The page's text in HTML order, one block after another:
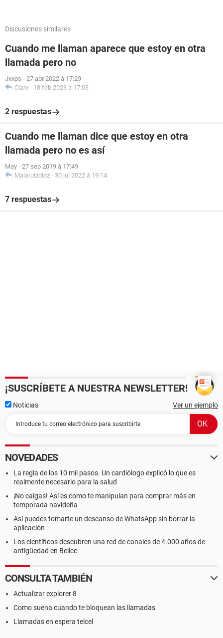
Discusiones similares
Cuando me llaman aparece que estoy en otra
llamada pero no
Jxxps - 27 abr 2022 à 17:29
Clary - 18 feb 2023 à 17:03
2 respuestas
Cuando me llaman dice que estoy en otra
llamada pero no es así
May - 27 sep 2019 à 17:49
Maiaruizdiaz - 30 jul 2022 à 19:14
7 respuestas
¡SUSCRÍBETE A NUESTRA NEWSLETTER!
Noticias Ver un ejemplo
NOVEDADES
La regla de los 10 mil pasos. Un cardiólogo explicó lo que es
realmente necesario para la salud
¡No caigas! Así es como te manipulan para comprar más en
temporada navideña
Así puedes tomarte un descanso de WhatsApp sin borrar la
aplicación
Los científicos descubren una red de canales de 4.000 años de
antigüedad en Belice
CONSULTA TAMBIÉN
Actualizar explorer 8
Como suena cuando te bloquean las llamadas
Llamadas en espera telcel